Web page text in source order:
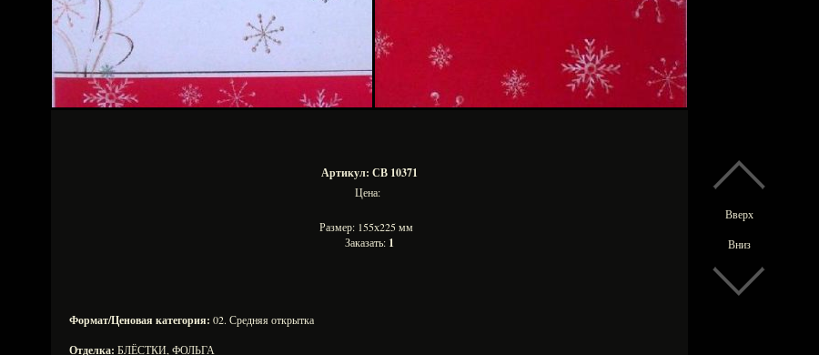
Вверх
Вниз
Артикул: СВ 10371
Цена:
Размер: 155х225 мм
Заказать: 1
Формат/Ценовая категория: 02. Средняя открытка
Отделка: БЛЁСТКИ, ФОЛЬГА